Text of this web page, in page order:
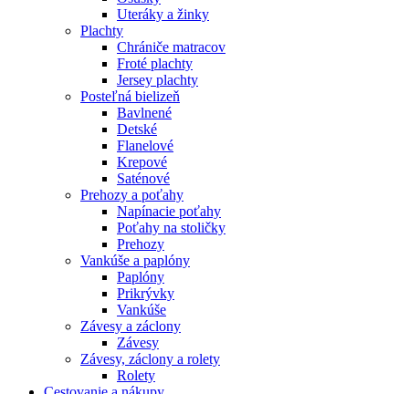
Uteráky a žinky
Plachty
Chrániče matracov
Froté plachty
Jersey plachty
Posteľná bielizeň
Bavlnené
Detské
Flanelové
Krepové
Saténové
Prehozy a poťahy
Napínacie poťahy
Poťahy na stoličky
Prehozy
Vankúše a paplóny
Paplóny
Prikrývky
Vankúše
Závesy a záclony
Závesy
Závesy, záclony a rolety
Rolety